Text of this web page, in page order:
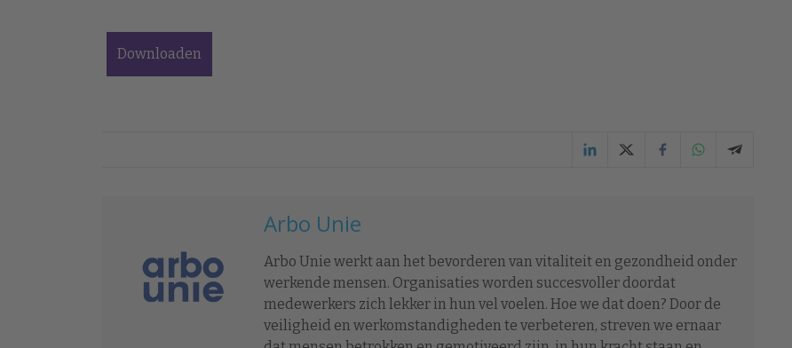
Arbo Unie
Arbo Unie werkt aan het bevorderen van vitaliteit en gezondheid onder
werkende mensen. Organisaties worden succesvoller doordat
medewerkers zich lekker in hun vel voelen. Hoe we dat doen? Door de
veiligheid en werkomstandigheden te verbeteren, streven we ernaar